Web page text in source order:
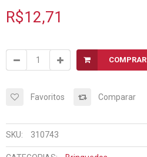
R$12,71
COMPRAR
Favoritos Comparar
SKU: 310743